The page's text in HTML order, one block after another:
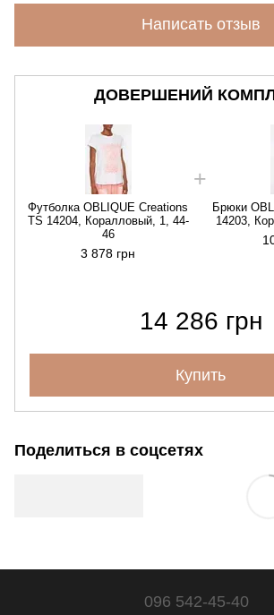
Написать отзыв
ДОВЕРШЕНИЙ
Футболка OBLIQUE Creations
TS 14204, Коралловый, 1, 44-
46
3 878 грн
Брюки
14203,
14 286 грн
Купить
Поделиться в соцсетях
096 542-45-40